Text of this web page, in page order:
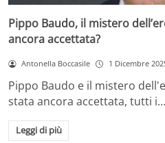
Pippo Baudo, il mistero
ancora accettata?
Antonella Boccasile 1 Dicembre
Pippo Baudo e il mistero
stata ancora accettata, tutti i…
Leggi di più